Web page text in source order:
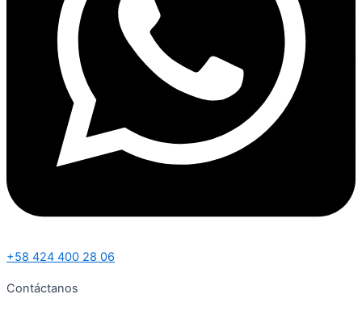
+58 424 400 28 06
Contáctanos